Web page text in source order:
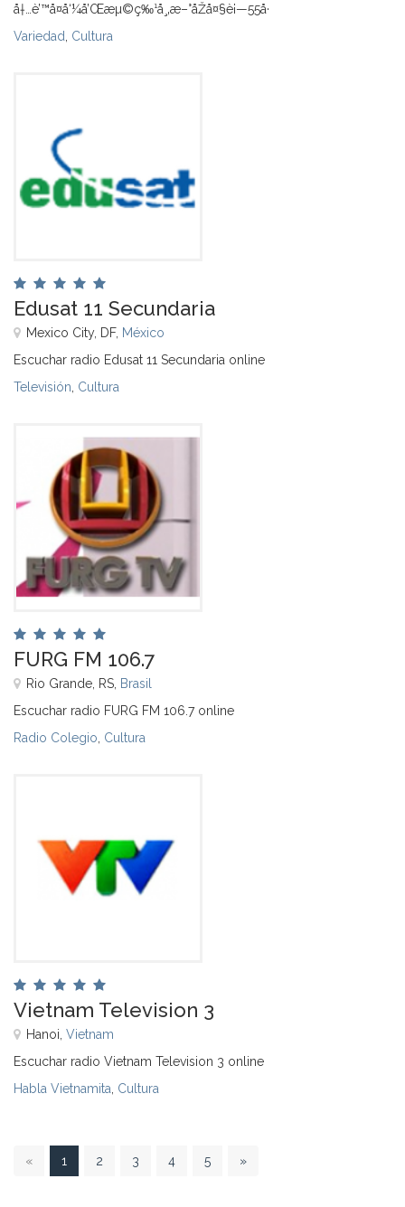
å†…è’™å¤å‘¼å’Œæµ©ç‰¹å¸‚æ–°åŽå¤§è¡—55å·
Variedad Cultura
Edusat 11 Secundaria
Mexico City, DF, México
Escuchar radio Edusat 11 Secundaria online
Televisión Cultura
FURG FM 106.7
Rio Grande, RS, Brasil
Escuchar radio FURG FM 106.7 online
Radio Colegio Cultura
Vietnam Television 3
Hanoi, Vietnam
Escuchar radio Vietnam Television 3 online
Habla Vietnamita Cultura
« 1 2 3 4 5 »